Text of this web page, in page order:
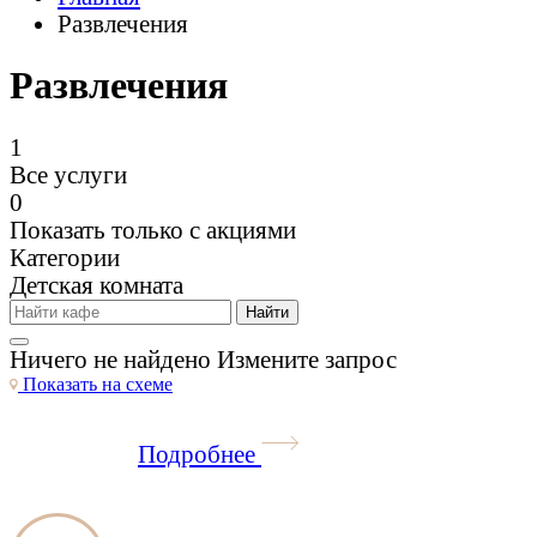
Развлечения
Развлечения
1
Все услуги
0
Показать только с акциями
Категории
Детская комната
Найти
Ничего не найдено Измените запрос
Показать на схеме
Подробнее